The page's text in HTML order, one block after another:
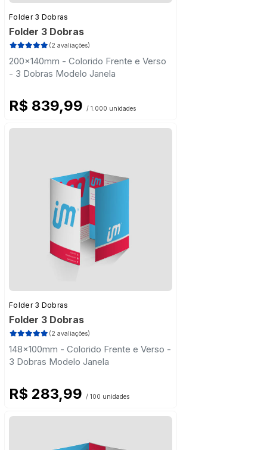
Folder 3 Dobras
Folder 3 Dobras
(2 avaliações)
200x140mm - Colorido Frente e Verso
- 3 Dobras Modelo Janela
R$ 839,99 / 1.000 unidades
Folder 3 Dobras
Folder 3 Dobras
(2 avaliações)
148x100mm - Colorido Frente e Verso -
3 Dobras Modelo Janela
R$ 283,99 / 100 unidades